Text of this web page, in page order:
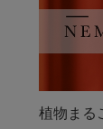
植物まる